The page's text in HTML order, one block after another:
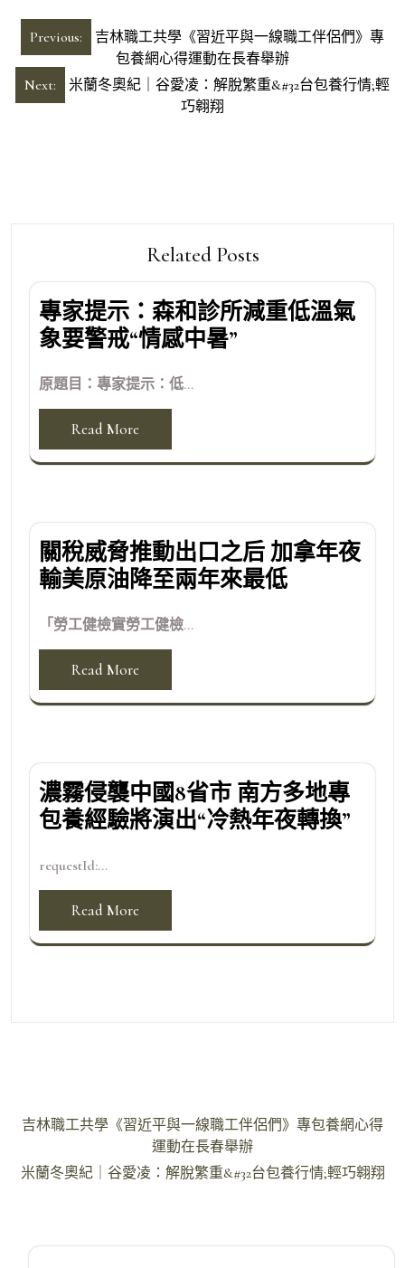
文
章
導
Previous:
吉林職工共學《習近平與一線職工伴侶們》專
包養網心得運動在長春舉辦
Next:
米蘭冬奧紀｜谷愛凌：解脫繁重&#32台包養行情;輕
巧翱翔
Related Posts
專家提示：森和診所減重低溫氣
象要警戒“情感中暑”
原題目：專家提示：低...
Read More
關稅威脅推動出口之后 加拿年夜
輸美原油降至兩年來最低
「勞工健檢實勞工健檢...
Read More
濃霧侵襲中國8省市 南方多地專
包養經驗將演出“冷熱年夜轉換”
requestId:...
Read More
文
導
吉林職工共學《習近平與一線職工伴侶們》專包養網心得
運動在長春舉辦
米蘭冬奧紀｜谷愛凌：解脫繁重&#32台包養行情;輕巧翱翔